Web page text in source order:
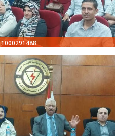
1000291488